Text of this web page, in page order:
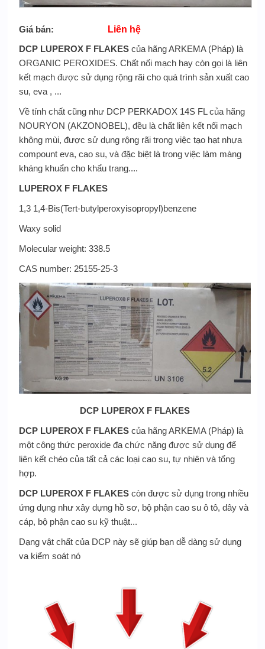
Giá bán:
Liên hệ
DCP LUPEROX F FLAKEScủa hãng ARKEMA (Pháp) là
ORGANIC PEROXIDES. Chất nối mạch hay còn gọi là liên
kết mạch được sử dụng rộng rãi cho quá trình sản xuất cao
su, eva , ...
Về tính chất cũng như DCP PERKADOX 14S FL của hãng
NOURYON (AKZONOBEL), đều là chất liên kết nối mạch
không mùi, được sử dụng rộng rãi trong việc tạo hạt nhựa
compount eva, cao su, và đặc biệt là trong việc làm màng
kháng khuẩn cho khẩu trang....
LUPEROX F FLAKES
1,3 1,4-Bis(Tert-butylperoxyisopropyl)benzene
Waxy solid
Molecular weight: 338.5
CAS number: 25155-25-3
DCP LUPEROX F FLAKES
DCP LUPEROX F FLAKES của hãng ARKEMA (Pháp) là
một công thức peroxide đa chức năng được sử dụng để
liên kết chéo của tất cả các loại cao su, tự nhiên và tổng
hợp.
DCP LUPEROX F FLAKES còn được sử dụng trong nhiều
ứng dụng như xây dựng hồ sơ, bộ phận cao su ô tô, dây và
cáp, bộ phận cao su kỹ thuật...
Dạng vật chất của DCP này sẽ giúp bạn dễ dàng sử dụng
va kiểm soát nó